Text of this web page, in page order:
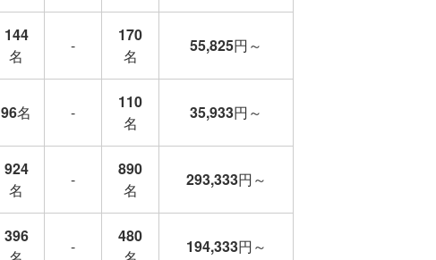
144
名
-
170
名
55,825円～
96名 -
110
名
35,933円～
924
名
-
890
名
293,333円～
396
-
480
194,333円～